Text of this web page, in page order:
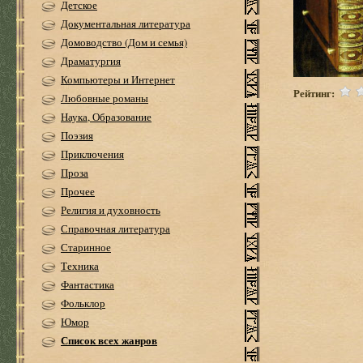
Детское
Документальная литература
Домоводство (Дом и семья)
Драматургия
Компьютеры и Интернет
Любовные романы
Наука, Образование
Поэзия
Приключения
Проза
Прочее
Религия и духовность
Справочная литература
Старинное
Техника
Фантастика
Фольклор
Юмор
Список всех жанров
Рейтинг: